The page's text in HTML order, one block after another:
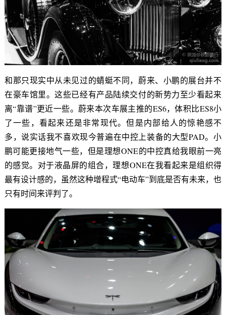
和那只现实中从未见过的蜻蜓不同，蔚来、小鹏的展台并不
在豪车馆里。这些已经有产品陆续交付的新势力至少看起来
离“靠谱”更近一些。蔚来本次车展主推的ES6，体积比ES8小
了一些，看起来还是非常现代。但是内部给人的惊艳感不
多，说实话我不喜欢现今普遍在中控上装备的大型PAD。小
鹏可能更接地气一些，但是理想ONE的中控真给我眼前一亮
的感觉。对于液晶屏的组合，理想ONE在我看起来是组织得
最有设计感的，虽然这种增程式“电动车”到底是否有未来，也
只有时间来评判了。